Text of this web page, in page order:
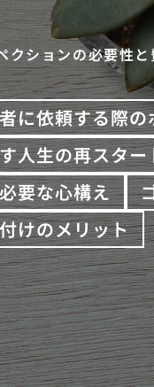
クションの必要性
に依頼する際
人生の再スター
要な心構え
けのメリット